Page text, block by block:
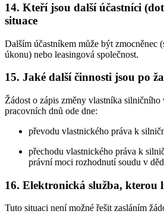
14. Kteří jsou další účastníci
situace
Dalším účastníkem může být zmocněnec
úkonu) nebo leasingová společnost.
15. Jaké další činnosti jsou po
Žádost o zápis změny vlastníka silničního
pracovních dnů ode dne:
převodu vlastnického práva k
přechodu vlastnického práva k
právní moci rozhodnutí soudu v
16. Elektronická služba, kterou
Tuto situaci není možné řešit zasláním